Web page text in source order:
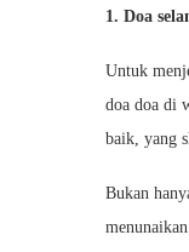
1. Doa
Untuk
doa doa di
baik, yang
Bukan